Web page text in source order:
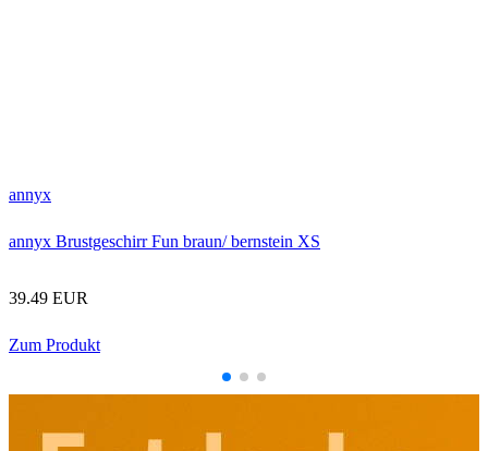
annyx
annyx Brustgeschirr Fun braun/ bernstein XS
39.49 EUR
Zum Produkt